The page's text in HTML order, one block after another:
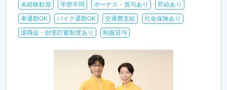
未経験歓迎 学歴不問 ボーナス・賞与あり
昇給あり
車通勤OK
バイク通勤OK 交通費支給
社会保険あり
退職金・財形貯蓄制度あり
制服貸与